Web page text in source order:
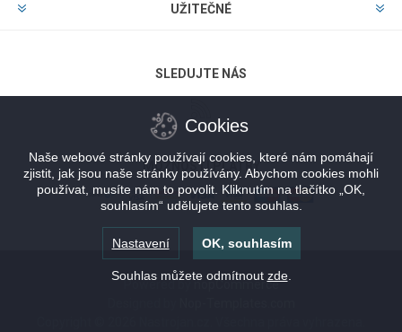
UŽITEČNÉ
SLEDUJTE NÁS
MOŽNOSTI PLATBY
Powered bynopCommerce
Cookies
Naše webové stránky používají cookies, které nám pomáhají
zjistit, jak jsou naše stránky používány. Abychom cookies mohli
používat, musíte nám to povolit. Kliknutím na tlačítko „OK,
souhlasím“ udělujete tento souhlas.
Nastavení OK, souhlasím
Souhlas můžete odmítnout zde.